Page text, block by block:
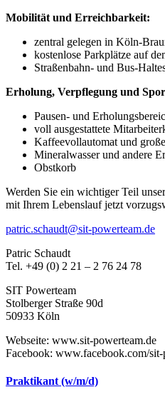
Mobilität und Erreichbarkeit:
zentral gelegen in Köln-
kostenlose Parkplätze auf
Straßenbahn- und Bus-
Erholung, Verpflegung und
Pausen- und
voll ausgestattete
Kaffeevollautomat und
Mineralwasser und andere
Obstkorb
Werden Sie ein wichtiger Teil
mit Ihrem Lebenslauf jetzt
patric.schaudt@sit-powerteam.de
Patric Schaudt
Tel. +49 (0) 2 21 – 2 76 24 78
SIT Powerteam
Stolberger Straße 90d
50933 Köln
Webseite: www.sit-powerteam.de
Facebook: www.facebook.com/sit-
Praktikant (w/m/d)